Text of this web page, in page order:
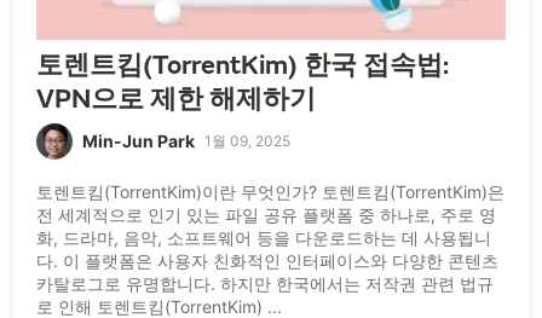
토렌트킴(TorrentKim) 한국 접속법:
VPN으로 제한 해제하기
Min-Jun Park 1월 09, 2025
토렌트킴(TorrentKim)이란 무엇인가? 토렌트킴(TorrentKim)은
전 세계적으로 인기 있는 파일 공유 플랫폼 중 하나로, 주로 영
화, 드라마, 음악, 소프트웨어 등을 다운로드하는 데 사용됩니
다. 이 플랫폼은 사용자 친화적인 인터페이스와 다양한 콘텐츠
카탈로그로 유명합니다. 하지만 한국에서는 저작권 관련 법규
로 인해 토렌트킴(TorrentKim) ...